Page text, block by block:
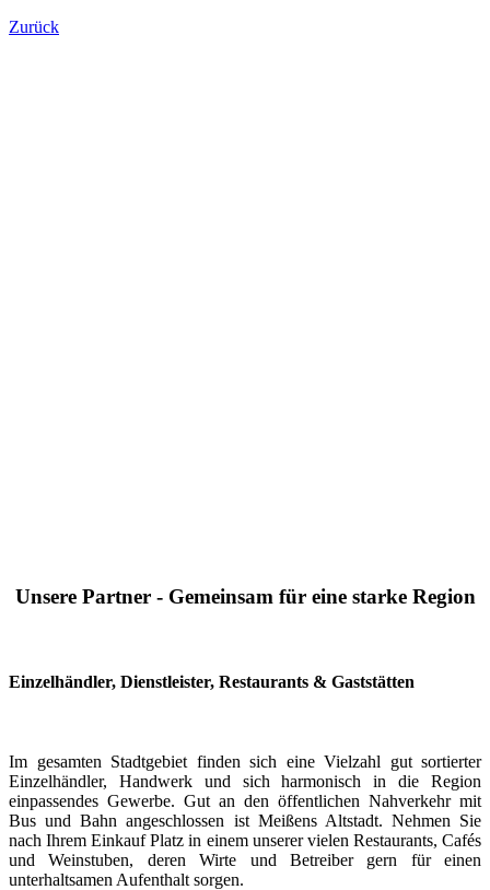
Zurück
Unsere Partner - Gemeinsam für eine starke Region
Einzelhändler, Dienstleister, Restaurants & Gaststätten
Im gesamten Stadtgebiet finden sich eine Vielzahl gut sortierter
Einzelhändler, Handwerk und sich harmonisch in die Region
einpassendes Gewerbe. Gut an den öffentlichen Nahverkehr mit
Bus und Bahn angeschlossen ist Meißens Altstadt. Nehmen Sie
nach Ihrem Einkauf Platz in einem unserer vielen Restaurants, Cafés
und Weinstuben, deren Wirte und Betreiber gern für einen
unterhaltsamen Aufenthalt sorgen.